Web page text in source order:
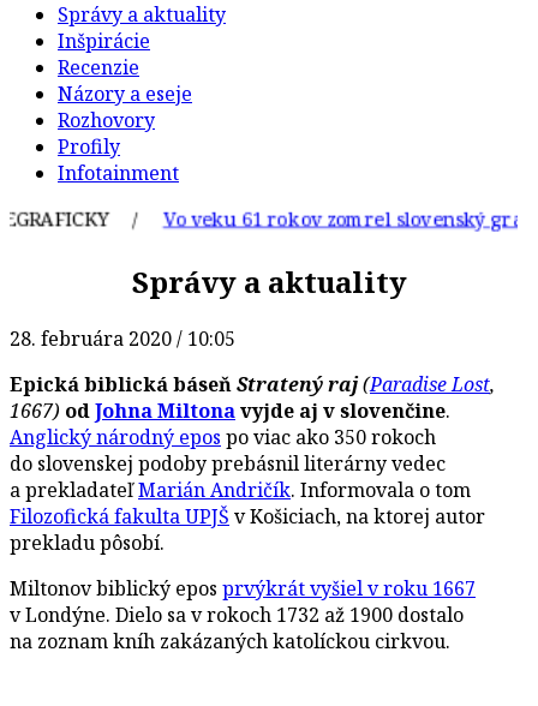
Správy a aktuality
Inšpirácie
Recenzie
Názory a eseje
Rozhovory
Profily
Infotainment
/
Vo veku 61 rokov zomrel slovenský grafik a
Správy a aktuality
28. februára 2020 / 10:05
Epická biblická báseňStratený raj(Paradise Lost,
1667) odJohna Miltonavyjde aj v slovenčine.
Anglický národný epos po viac ako 350 rokoch
do slovenskej podoby prebásnil literárny vedec
a prekladateľMarián Andričík. Informovala o tom
Filozofická fakulta UPJŠ v Košiciach, na ktorej autor
prekladu pôsobí.
Miltonov biblický epos prvýkrát vyšiel v roku 1667
v Londýne. Dielo sa v rokoch 1732 až 1900 dostalo
na zoznam kníh zakázaných katolíckou cirkvou.